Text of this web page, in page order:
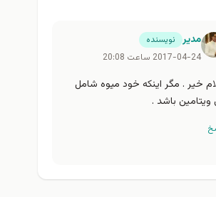
مدیر نویسنده
2017-04-24 ساعت 20:08
خیر . مگر اینکه خود میوه شامل
ویتامین باشد .